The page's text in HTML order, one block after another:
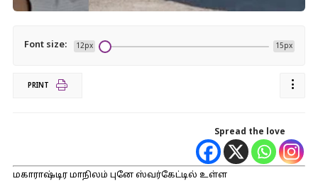
Font size: 12px 15px
PRINT
Spread the love
மகாராஷ்டிர மாநிலம் புனே ஸ்வர்கேட்டில் உள்ள